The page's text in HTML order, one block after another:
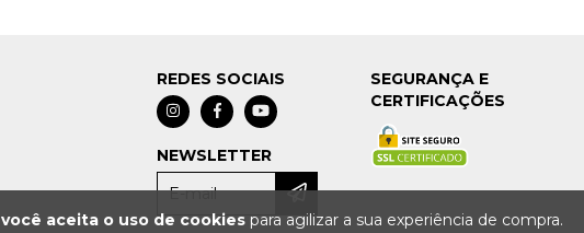
você aceita o uso de cookies para agilizar a sua experiência de compra.
REDES SOCIAIS
NEWSLETTER
SEGURANÇA E
CERTIFICAÇÕES